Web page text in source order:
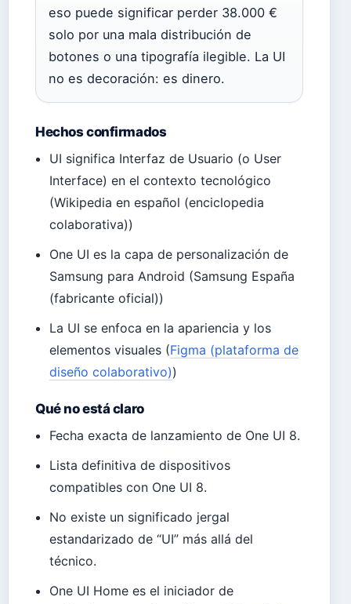
eso puede significar perder 38.000 €
solo por una mala distribución de
botones o una tipografía ilegible. La UI
no es decoración: es dinero.
Hechos confirmados
UI significa Interfaz de Usuario (o User
Interface) en el contexto tecnológico
(Wikipedia en español (enciclopedia
colaborativa))
One UI es la capa de personalización de
Samsung para Android (Samsung España
(fabricante oficial))
La UI se enfoca en la apariencia y los
elementos visuales (Figma (plataforma de
diseño colaborativo))
Qué no está claro
Fecha exacta de lanzamiento de One UI 8.
Lista definitiva de dispositivos
compatibles con One UI 8.
No existe un significado jergal
estandarizado de “UI” más allá del
técnico.
One UI Home es el iniciador de